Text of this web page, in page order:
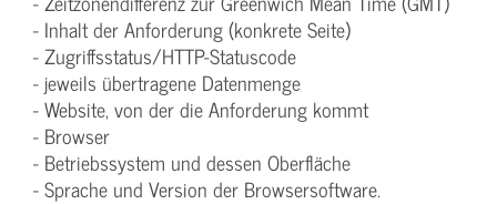
- Inhalt der Anforderung (konkrete Seite)
- Zugriffsstatus/HTTP-Statuscode
- jeweils übertragene Datenmenge
- Website, von der die Anforderung kommt
- Browser
- Betriebssystem und dessen Oberfläche
- Sprache und Version der Browsersoftware.